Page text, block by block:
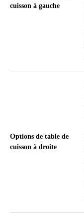
cuisson à gauche
Options de table de
cuisson à droite